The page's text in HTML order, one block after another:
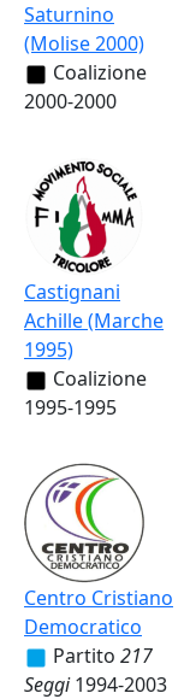
Saturnino
(Molise 2000)
Coalizione
2000-2000
Castignani
Achille (Marche
1995)
Coalizione
1995-1995
Centro Cristiano
Democratico
Partito 217
Seggi 1994-2003